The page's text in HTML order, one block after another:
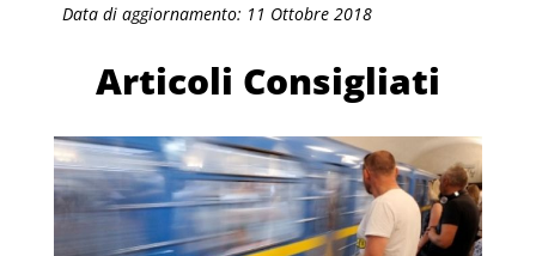
Data di aggiornamento: 11 Ottobre 2018
Articoli Consigliati